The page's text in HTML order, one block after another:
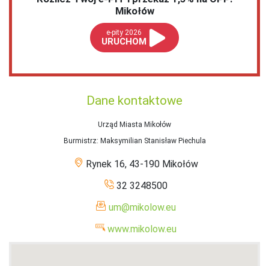
Mikołów
e-pity 2026
URUCHOM
Dane kontaktowe
Urząd Miasta Mikołów
Burmistrz: Maksymilian Stanisław Piechula
Rynek 16, 43-190 Mikołów
32 3248500
um@mikolow.eu
www.mikolow.eu